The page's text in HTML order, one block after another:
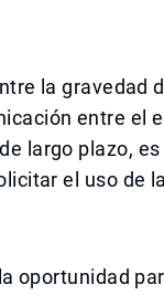
la gravedad
entre el
largo plazo,
el uso de
oportunidad